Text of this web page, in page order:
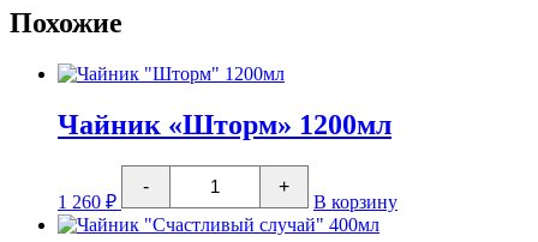
Похожие
Чайник «Шторм» 1200мл
1 260 ₽
-
Количество
товара
Чайник
"Шторм"
+
В корзину